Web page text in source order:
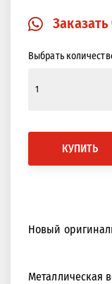
Выбрать
КУПИТЬ
Новый
Металлическая